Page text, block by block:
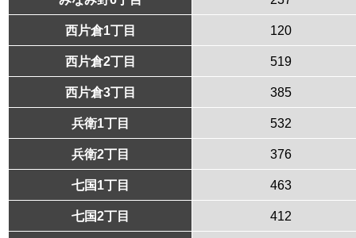
西片倉1丁目 120
西片倉2丁目 519
西片倉3丁目 385
兵衛1丁目 532
兵衛2丁目 376
七国1丁目 463
七国2丁目 412